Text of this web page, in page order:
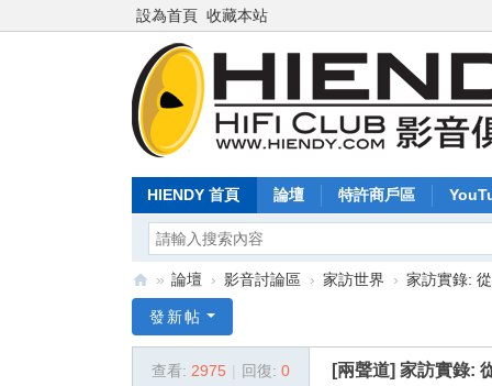
設為首頁 收藏本站
HIENDY 首頁 論壇 特許商戶區
en
» 論壇 › 影音討論區 › 家訪世界 › 家訪實錄:
發新帖
查看: 2975 | 回復: 0 [兩聲道] 家訪實錄: